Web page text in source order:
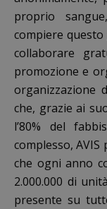
proprio
compiere
collaborare
promozione e
organizzazione
che, grazie ai
l’80% del
complesso, AVIS
che ogni anno
2.000.000 di
presente su